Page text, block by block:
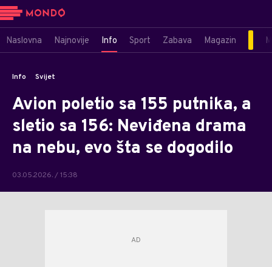
Naslovna Najnovije Info Sport Zabava Magazin
Info Svijet
Avion poletio sa 155 putnika, a
sletio sa 156: Neviđena drama
na nebu, evo šta se dogodilo
03.05.2026. / 15:38